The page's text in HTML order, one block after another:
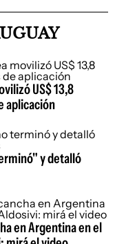
US$ 13,8
aplicación
y detalló
en Argentina en el